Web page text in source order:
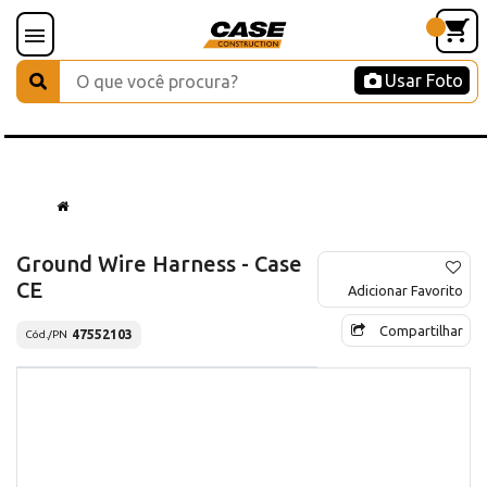
Usar Foto
Ground Wire Harness - Case
CE
Cód./PN 47552103
Adicionar Favorito
Compartilhar